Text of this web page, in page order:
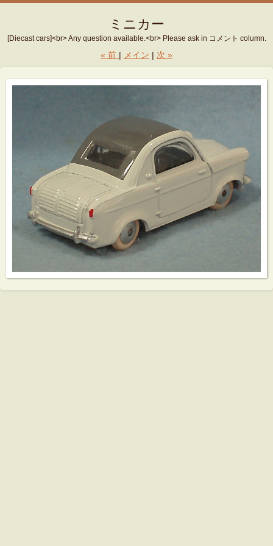
ミニカー
[Diecast cars]<br> Any question available.<br> Please ask in コメント column.
« 前 メイン 次 »